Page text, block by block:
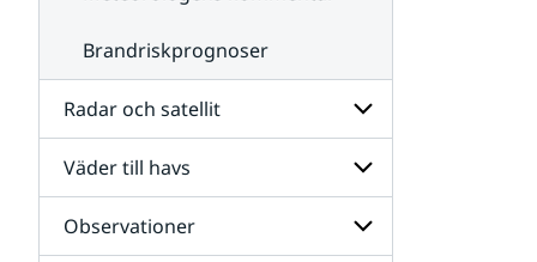
Brandriskprognoser
Radar och satellit
Undersidor
för
Radar
och
Väder till havs
Undersidor
för
Observationer